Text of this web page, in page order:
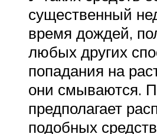
существенный
время дождей,
любых других
попадания на
они смываются.
предполагает
подобных